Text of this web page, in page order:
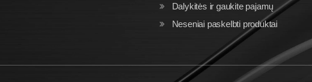
Dalykitės ir gaukite pajamų
Neseniai paskelbti produktai